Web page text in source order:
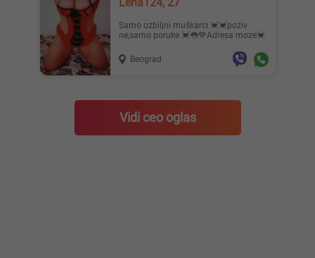
Samo ozbiljni muškarci 💓💓poziv
ne,samo poruke 💓👅💙Adresa moze💓
Beograd
Vidi ceo oglas